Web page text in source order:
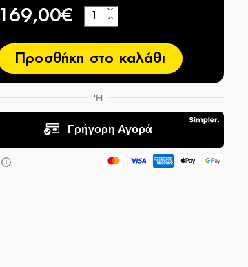
169,00€ −
+
Προσθήκη στο καλάθι